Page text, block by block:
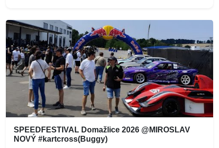
SPEEDFESTIVAL Domažlice 2026 @MIROSLAV
NOVÝ #kartcross(Buggy)